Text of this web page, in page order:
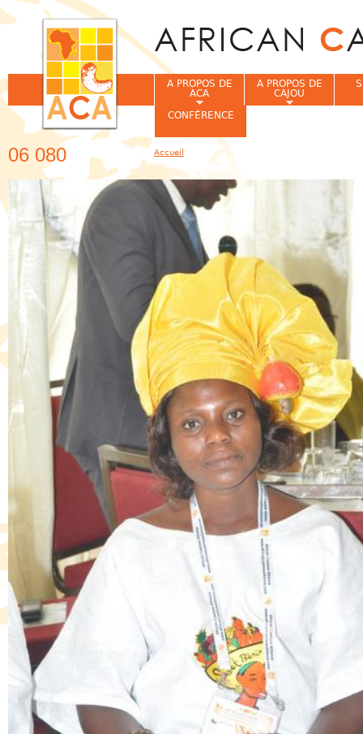
06 080
A PROPOS DE
ACA
A PROPOS DE
CAJOU
CONFÉRENCE
Vous êtes ici
Accueil